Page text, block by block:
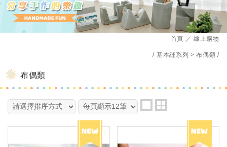
首頁 線上購物
基本縫系列 布偶類
布偶類
訂單查詢
追蹤清單